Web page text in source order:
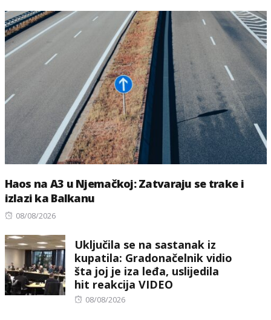
Haos na A3 u Njemačkoj: Zatvaraju se trake i
izlazi ka Balkanu
Posted
08/08/2026
Uključila se na sastanak iz
kupatila: Gradonačelnik vidio
šta joj je iza leđa, uslijedila
hit reakcija VIDEO
Posted
08/08/2026